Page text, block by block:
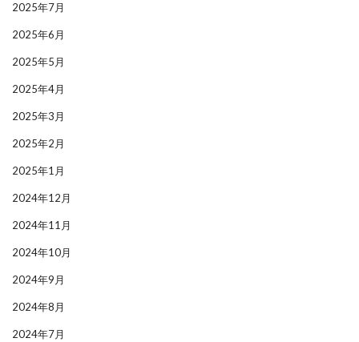
2025年7月
2025年6月
2025年5月
2025年4月
2025年3月
2025年2月
2025年1月
2024年12月
2024年11月
2024年10月
2024年9月
2024年8月
2024年7月